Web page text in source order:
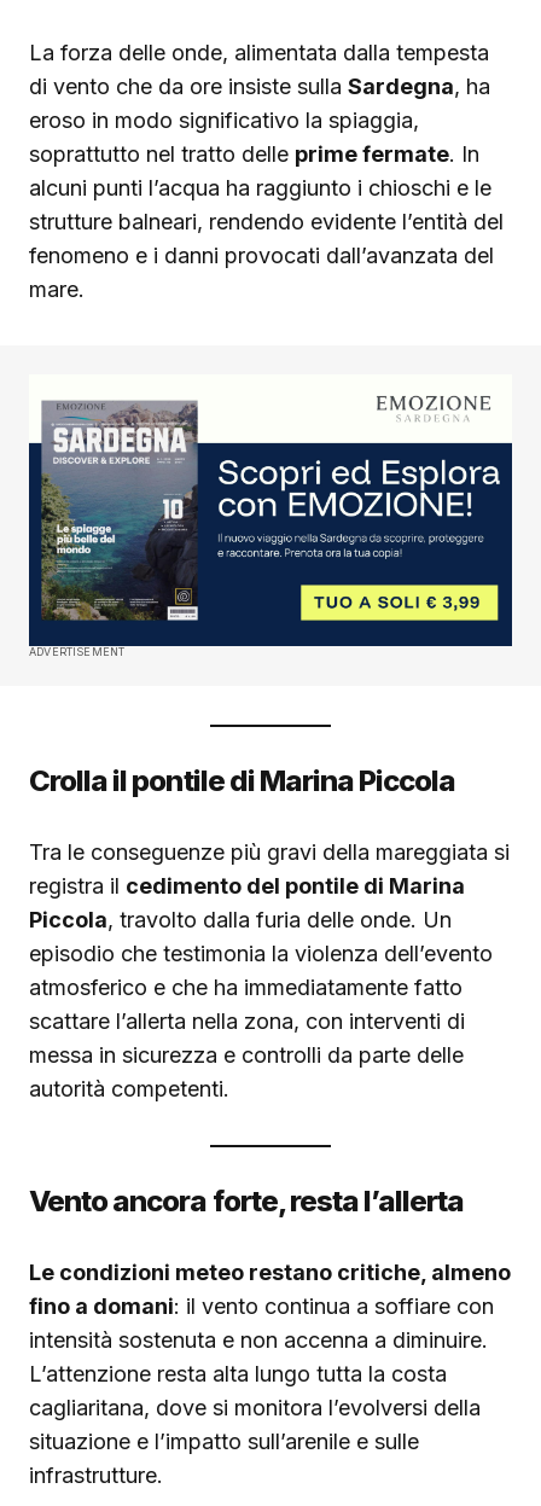
La forza delle onde, alimentata dalla tempesta
di vento che da ore insiste sulla Sardegna, ha
eroso in modo significativo la spiaggia,
soprattutto nel tratto delle prime fermate. In
alcuni punti l’acqua ha raggiunto i chioschi e le
strutture balneari, rendendo evidente l’entità del
fenomeno e i danni provocati dall’avanzata del
mare.
ADVERTISEMENT
Crolla il pontile di Marina Piccola
Tra le conseguenze più gravi della mareggiata si
registra il cedimento del pontile di Marina
Piccola, travolto dalla furia delle onde. Un
episodio che testimonia la violenza dell’evento
atmosferico e che ha immediatamente fatto
scattare l’allerta nella zona, con interventi di
messa in sicurezza e controlli da parte delle
autorità competenti.
Vento ancora forte, resta l’allerta
Le condizioni meteo restano critiche, almeno
fino a domani: il vento continua a soffiare con
intensità sostenuta e non accenna a diminuire.
L’attenzione resta alta lungo tutta la costa
cagliaritana, dove si monitora l’evolversi della
situazione e l’impatto sull’arenile e sulle
infrastrutture.